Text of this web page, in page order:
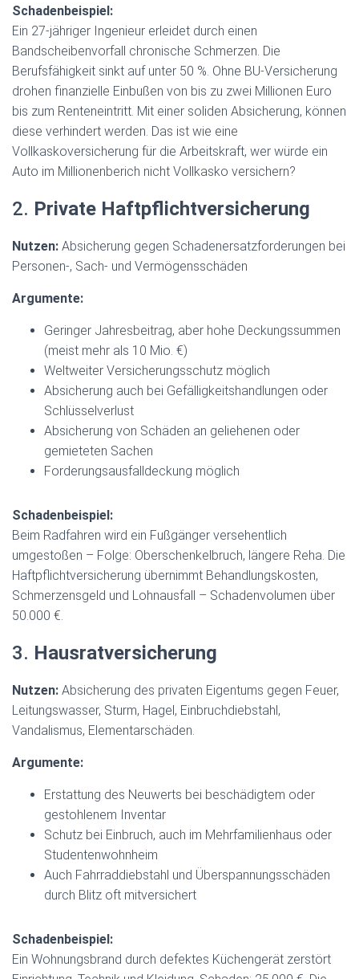
Schadenbeispiel:
Ein 27-jähriger Ingenieur erleidet durch einen
Bandscheibenvorfall chronische Schmerzen. Die
Berufsfähigkeit sinkt auf unter 50 %. Ohne BU-Versicherung
drohen finanzielle Einbußen von bis zu zwei Millionen Euro
bis zum Renteneintritt. Mit einer soliden Absicherung, können
diese verhindert werden. Das ist wie eine
Vollkaskoversicherung für die Arbeitskraft, wer würde ein
Auto im Millionenberich nicht Vollkasko versichern?
2. Private Haftpflichtversicherung
Nutzen: Absicherung gegen Schadenersatzforderungen bei
Personen-, Sach- und Vermögensschäden
Argumente:
Geringer Jahresbeitrag, aber hohe Deckungssummen
(meist mehr als 10 Mio. €)
Weltweiter Versicherungsschutz möglich
Absicherung auch bei Gefälligkeitshandlungen oder
Schlüsselverlust
Absicherung von Schäden an geliehenen oder
gemieteten Sachen
Forderungsausfalldeckung möglich
Schadenbeispiel:
Beim Radfahren wird ein Fußgänger versehentlich
umgestoßen – Folge: Oberschenkelbruch, längere Reha. Die
Haftpflichtversicherung übernimmt Behandlungskosten,
Schmerzensgeld und Lohnausfall – Schadenvolumen über
50.000 €.
3. Hausratversicherung
Nutzen: Absicherung des privaten Eigentums gegen Feuer,
Leitungswasser, Sturm, Hagel, Einbruchdiebstahl,
Vandalismus, Elementarschäden.
Argumente:
Erstattung des Neuwerts bei beschädigtem oder
gestohlenem Inventar
Schutz bei Einbruch, auch im Mehrfamilienhaus oder
Studentenwohnheim
Auch Fahrraddiebstahl und Überspannungsschäden
durch Blitz oft mitversichert
Schadenbeispiel:
Ein Wohnungsbrand durch defektes Küchengerät zerstört